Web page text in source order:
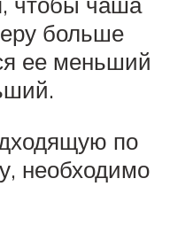
больше
ее меньший
по
необходимо